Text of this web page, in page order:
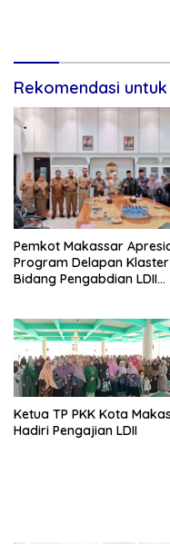
Rekomendasi
Pemkot Makassar
Program Delapan Klaster
Bidang Pengabdian LDII
Ketua TP PKK Kota
Hadiri Pengajian LDII